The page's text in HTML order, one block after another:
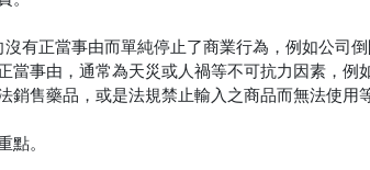
有正當事由而單純停止了商業行為，例如公司
事由，通常為天災或人禍等不可抗力因素，例
售藥品，或是法規禁止輸入之商品而無法使用等
點。